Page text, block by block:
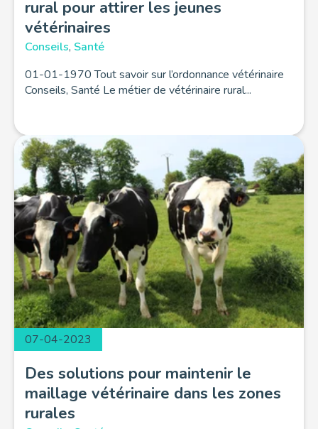
Conseils, Santé
rural pour attirer les jeunes
vétérinaires
01-01-1970 Tout savoir sur l’ordonnance vétérinaire
Conseils, Santé Le métier de vétérinaire rural...
Des solutions pour maintenir le
maillage vétérinaire dans les zones
rurales
07-04-2023